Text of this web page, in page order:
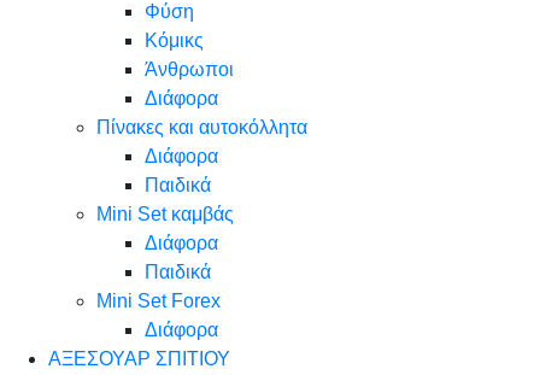
Φύση
Κόμικς
Άνθρωποι
Διάφορα
Πίνακες και αυτοκόλλητα
Διάφορα
Παιδικά
Mini Set καμβάς
Διάφορα
Παιδικά
Mini Set Forex
Διάφορα
ΑΞΕΣΟΥΑΡ ΣΠΙΤΙΟΥ